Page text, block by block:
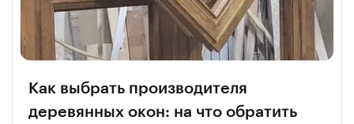
Как выбрать производителя
деревянных окон: на что обратить